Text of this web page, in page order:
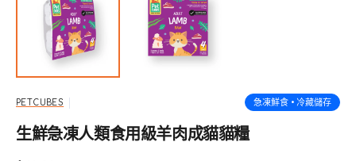
檔
案
PETCUBES 急凍鮮食 • 冷藏儲存
生鮮急凍人類食用級羊肉成貓貓糧